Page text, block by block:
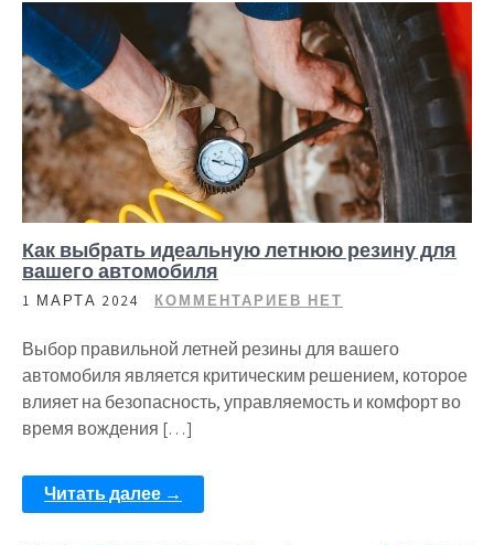
Как выбрать идеальную летнюю резину для
вашего автомобиля
1 МАРТА 2024 КОММЕНТАРИЕВ НЕТ
Выбор правильной летней резины для вашего
автомобиля является критическим решением, которое
влияет на безопасность, управляемость и комфорт во
время вождения […]
Читать далее →